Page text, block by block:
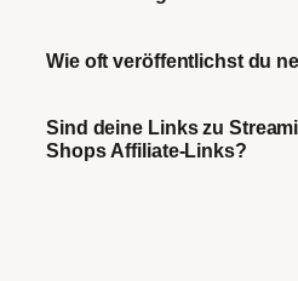
Wie oft veröffentlichst du
Sind deine Links zu
Shops Affiliate-Links?